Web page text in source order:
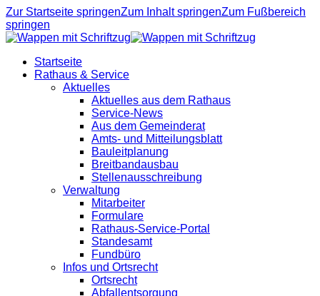
Zur Startseite springenZum Inhalt springenZum Fußbereich
springen
Startseite
Rathaus & Service
Aktuelles
Aktuelles aus dem Rathaus
Service-News
Aus dem Gemeinderat
Amts- und Mitteilungsblatt
Bauleitplanung
Breitbandausbau
Stellenausschreibung
Verwaltung
Mitarbeiter
Formulare
Rathaus-Service-Portal
Standesamt
Fundbüro
Infos und Ortsrecht
Ortsrecht
Abfallentsorgung